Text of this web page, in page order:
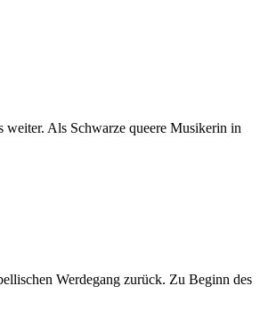
Als Schwarze queere Musikerin in
Werdegang zurück. Zu Beginn des